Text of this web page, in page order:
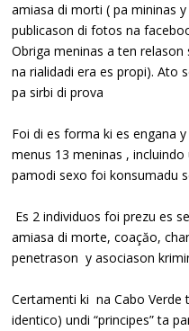
amiasa di morti ( pa mininas
publicason di fotos na
Obriga meninas a ten
na rialidadi era es propi). Ato
pa sirbi di prova
Foi di es forma ki es engana
menus 13 meninas ,
pamodi sexo foi konsumadu
Es 2 individuos foi prezu es
amiasa di morte, coaçăo,
penetrason y asociason
Certamenti ki na Cabo Verde
identico) undi “principes” ta